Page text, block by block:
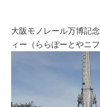
大阪モノレール万博記
ィー（ららぽーとやニ